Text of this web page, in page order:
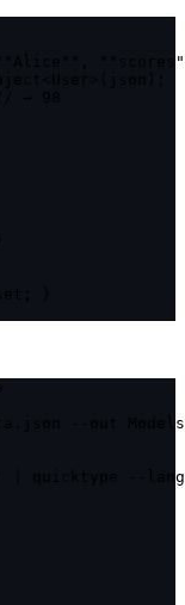
--out
quicktype --lang